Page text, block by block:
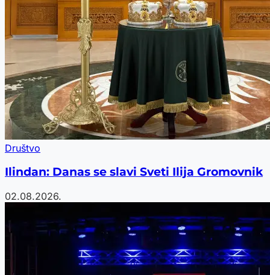
Društvo
Ilindan: Danas se slavi Sveti Ilija Gromovnik
02.08.2026.